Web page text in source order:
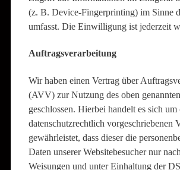
(z. B. Device-Fingerprinting) im Sinne
umfasst. Die Einwilligung ist jederzeit
Auftragsverarbeitung
Wir haben einen Vertrag über
(AVV) zur Nutzung des oben
geschlossen. Hierbei handelt es sich um
datenschutzrechtlich vorgeschriebenen
gewährleistet, dass dieser die
Daten unserer Websitebesucher nur
Weisungen und unter Einhaltung der